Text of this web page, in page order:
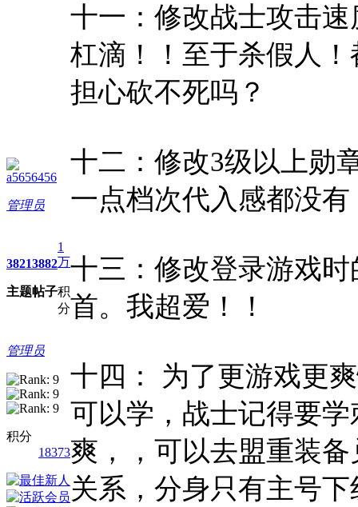
a5656456
管理员
3821
主题
3882
帖子
1
万
积
分
管理员
积分
18373
十一：修改战士攻击
杠滴！！至于杀假人
担心砍不死吗？
十二：修改3级以上勋
一点档次代入感都没有
十三：修改登录游戏
首。我超爱！！
十四： 为了更游戏更
可以学，战士记得要
爽，，可以去盟重装
关系，分身只有主号